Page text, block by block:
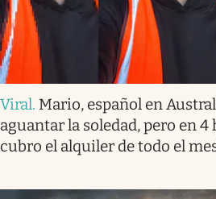
Viral. Mario, español en
aguantar la soledad, pero en 4
cubro el alquiler de todo el